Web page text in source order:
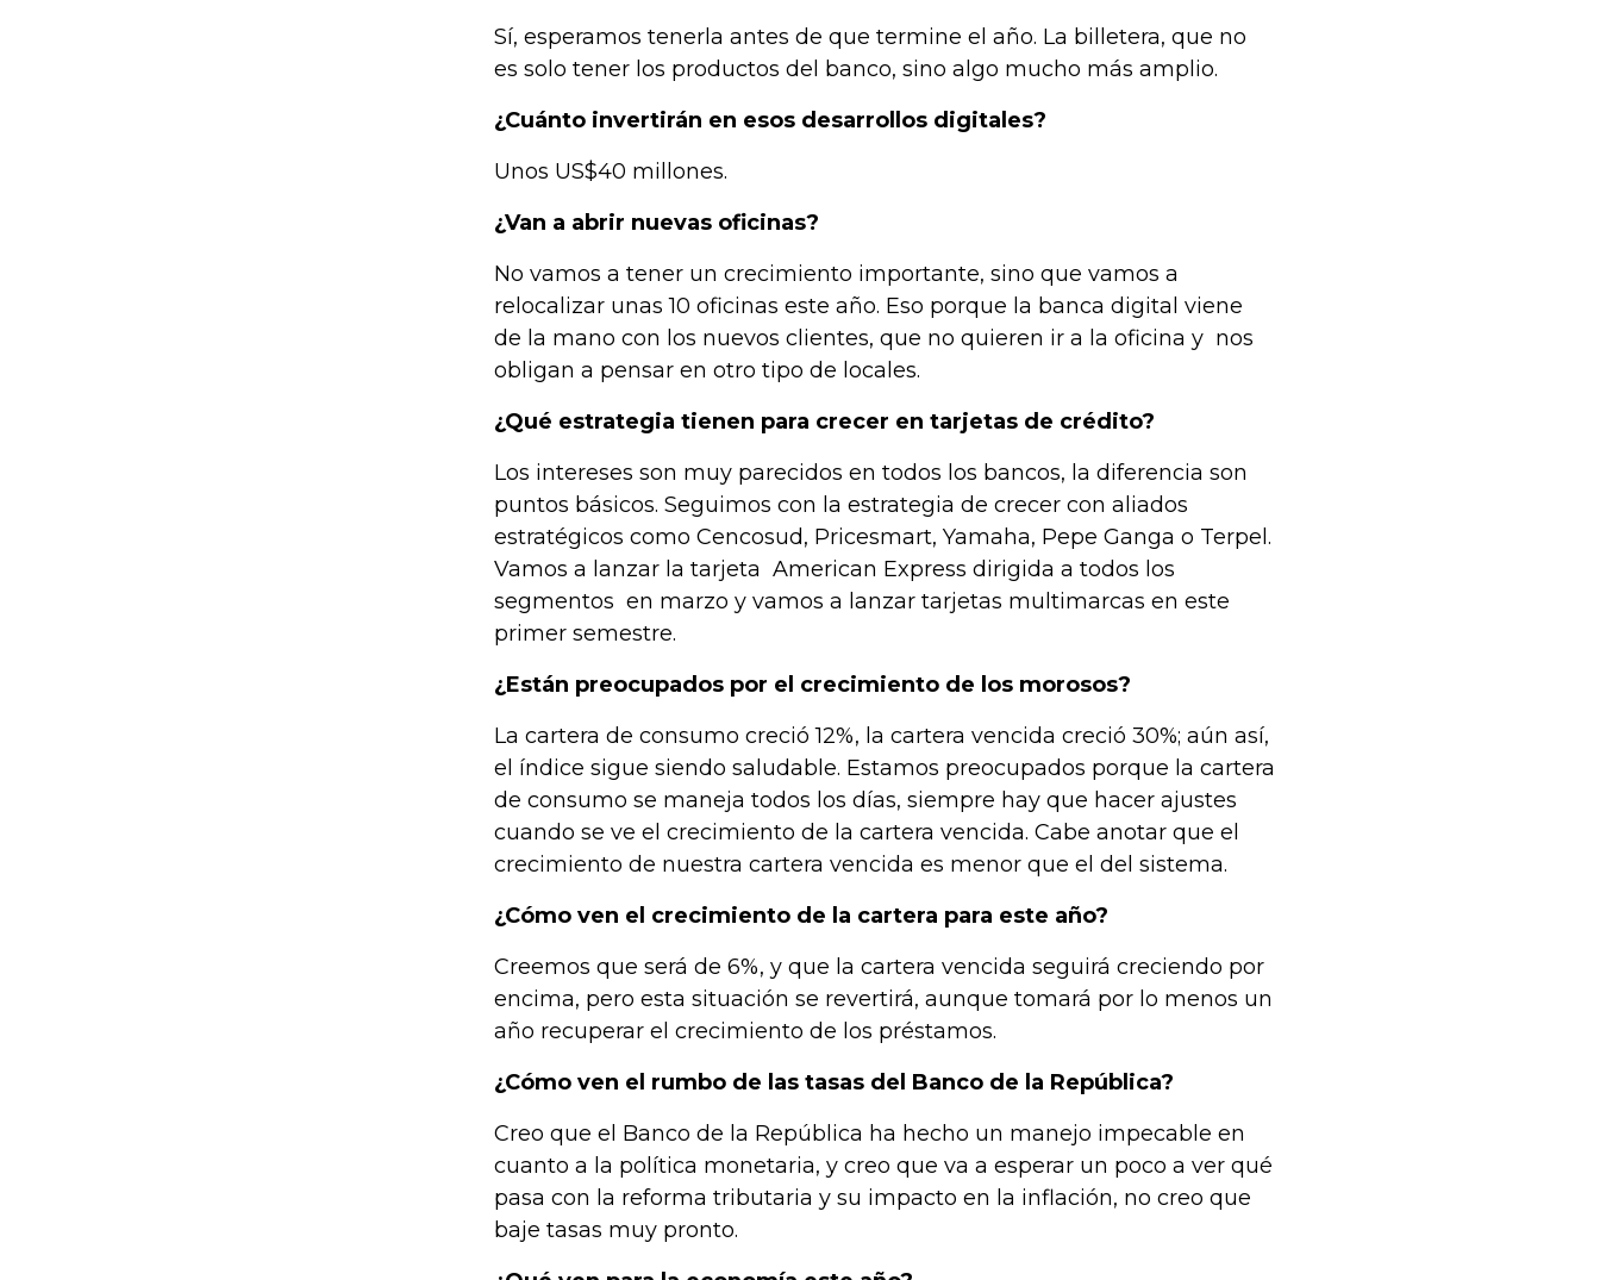
Sí, esperamos tenerla antes de que termine el año. La billetera, que no
es solo tener los productos del banco, sino algo mucho más amplio.
¿Cuánto invertirán en esos desarrollos digitales?
Unos US$40 millones.
¿Van a abrir nuevas oficinas?
No vamos a tener un crecimiento importante, sino que vamos a
relocalizar unas 10 oficinas este año. Eso porque la banca digital viene
de la mano con los nuevos clientes, que no quieren ir a la oficina y nos
obligan a pensar en otro tipo de locales.
¿Qué estrategia tienen para crecer en tarjetas de crédito?
Los intereses son muy parecidos en todos los bancos, la diferencia son
puntos básicos. Seguimos con la estrategia de crecer con aliados
estratégicos como Cencosud, Pricesmart, Yamaha, Pepe Ganga o Terpel.
Vamos a lanzar la tarjeta American Express dirigida a todos los
segmentos en marzo y vamos a lanzar tarjetas multimarcas en este
primer semestre.
¿Están preocupados por el crecimiento de los morosos?
La cartera de consumo creció 12%, la cartera vencida creció 30%; aún así,
el índice sigue siendo saludable. Estamos preocupados porque la cartera
de consumo se maneja todos los días, siempre hay que hacer ajustes
cuando se ve el crecimiento de la cartera vencida. Cabe anotar que el
crecimiento de nuestra cartera vencida es menor que el del sistema.
¿Cómo ven el crecimiento de la cartera para este año?
Creemos que será de 6%, y que la cartera vencida seguirá creciendo por
encima, pero esta situación se revertirá, aunque tomará por lo menos un
año recuperar el crecimiento de los préstamos.
¿Cómo ven el rumbo de las tasas del Banco de la República?
Creo que el Banco de la República ha hecho un manejo impecable en
cuanto a la política monetaria, y creo que va a esperar un poco a ver qué
pasa con la reforma tributaria y su impacto en la inflación, no creo que
baje tasas muy pronto.